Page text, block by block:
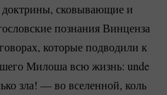
доктрины, сковывающие и
познания Винценза
которые подводили к
Милоша всю жизнь: unde
зла! — во вселенной, коль